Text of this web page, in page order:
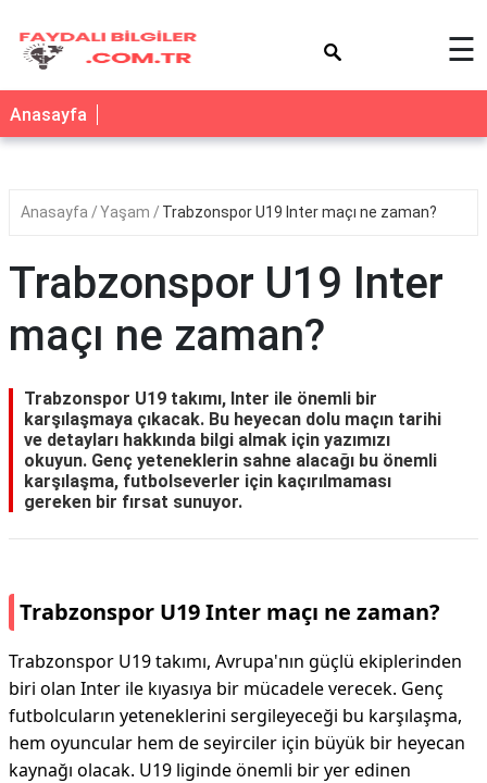
☰
Anasayfa
Anasayfa Yaşam Trabzonspor U19 Inter maçı ne zaman?
Trabzonspor U19 Inter
maçı ne zaman?
Trabzonspor U19 takımı, Inter ile önemli bir
karşılaşmaya çıkacak. Bu heyecan dolu maçın tarihi
ve detayları hakkında bilgi almak için yazımızı
okuyun. Genç yeteneklerin sahne alacağı bu önemli
karşılaşma, futbolseverler için kaçırılmaması
gereken bir fırsat sunuyor.
Trabzonspor U19 Inter maçı ne zaman?
Trabzonspor U19 takımı, Avrupa'nın güçlü ekiplerinden
biri olan Inter ile kıyasıya bir mücadele verecek. Genç
futbolcuların yeteneklerini sergileyeceği bu karşılaşma,
hem oyuncular hem de seyirciler için büyük bir heyecan
kaynağı olacak. U19 liginde önemli bir yer edinen